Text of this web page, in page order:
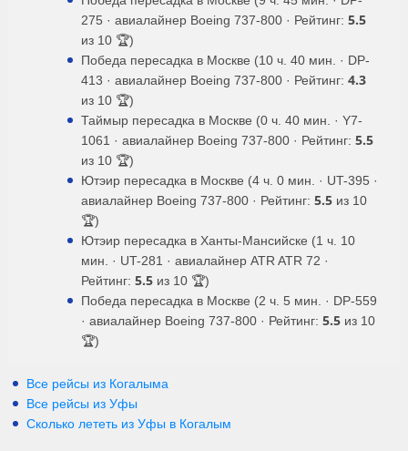
275 · авиалайнер Boeing 737-800 · Рейтинг: 5.5
из 10 🏆)
Победа пересадка в Москве (10 ч. 40 мин. · DP-
413 · авиалайнер Boeing 737-800 · Рейтинг: 4.3
из 10 🏆)
Таймыр пересадка в Москве (0 ч. 40 мин. · Y7-
1061 · авиалайнер Boeing 737-800 · Рейтинг: 5.5
из 10 🏆)
Ютэир пересадка в Москве (4 ч. 0 мин. · UT-395 ·
авиалайнер Boeing 737-800 · Рейтинг: 5.5 из 10
🏆)
Ютэир пересадка в Ханты-Мансийске (1 ч. 10
мин. · UT-281 · авиалайнер ATR ATR 72 ·
Рейтинг: 5.5 из 10 🏆)
Победа пересадка в Москве (2 ч. 5 мин. · DP-559
· авиалайнер Boeing 737-800 · Рейтинг: 5.5 из 10
🏆)
Все рейсы из Когалыма
Все рейсы из Уфы
Сколько лететь из Уфы в Когалым